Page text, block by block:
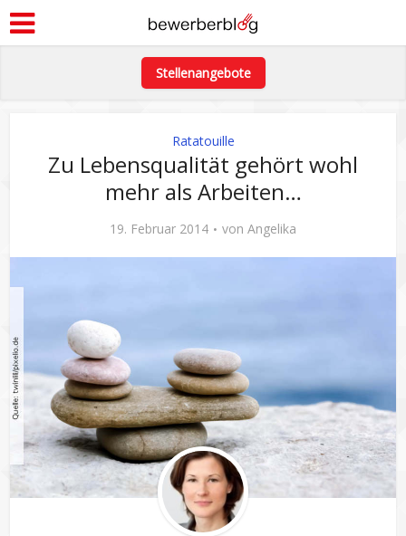
Stellenangebote
Ratatouille
Zu Lebensqualität gehört wohl
mehr als Arbeiten…
19. Februar 2014 von Angelika